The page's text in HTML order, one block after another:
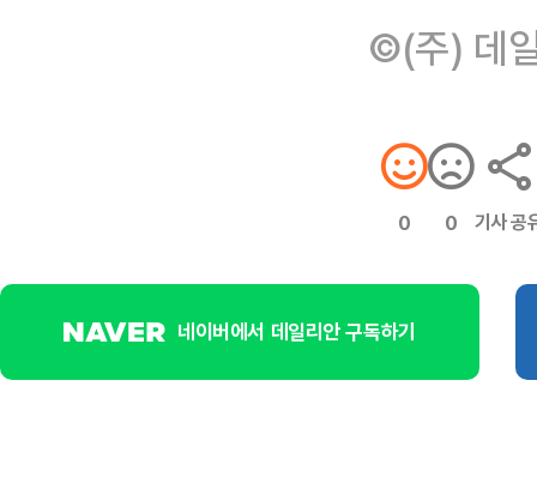
©(주) 데
0 0 기사 공
네이버에서 데일리안 구독하기